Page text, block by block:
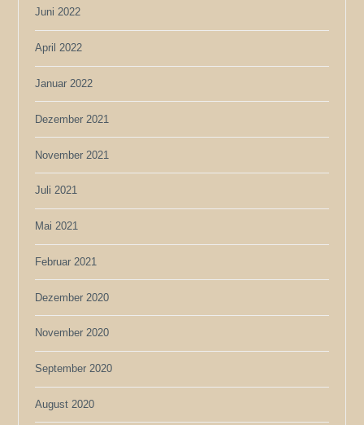
Juni 2022
April 2022
Januar 2022
Dezember 2021
November 2021
Juli 2021
Mai 2021
Februar 2021
Dezember 2020
November 2020
September 2020
August 2020